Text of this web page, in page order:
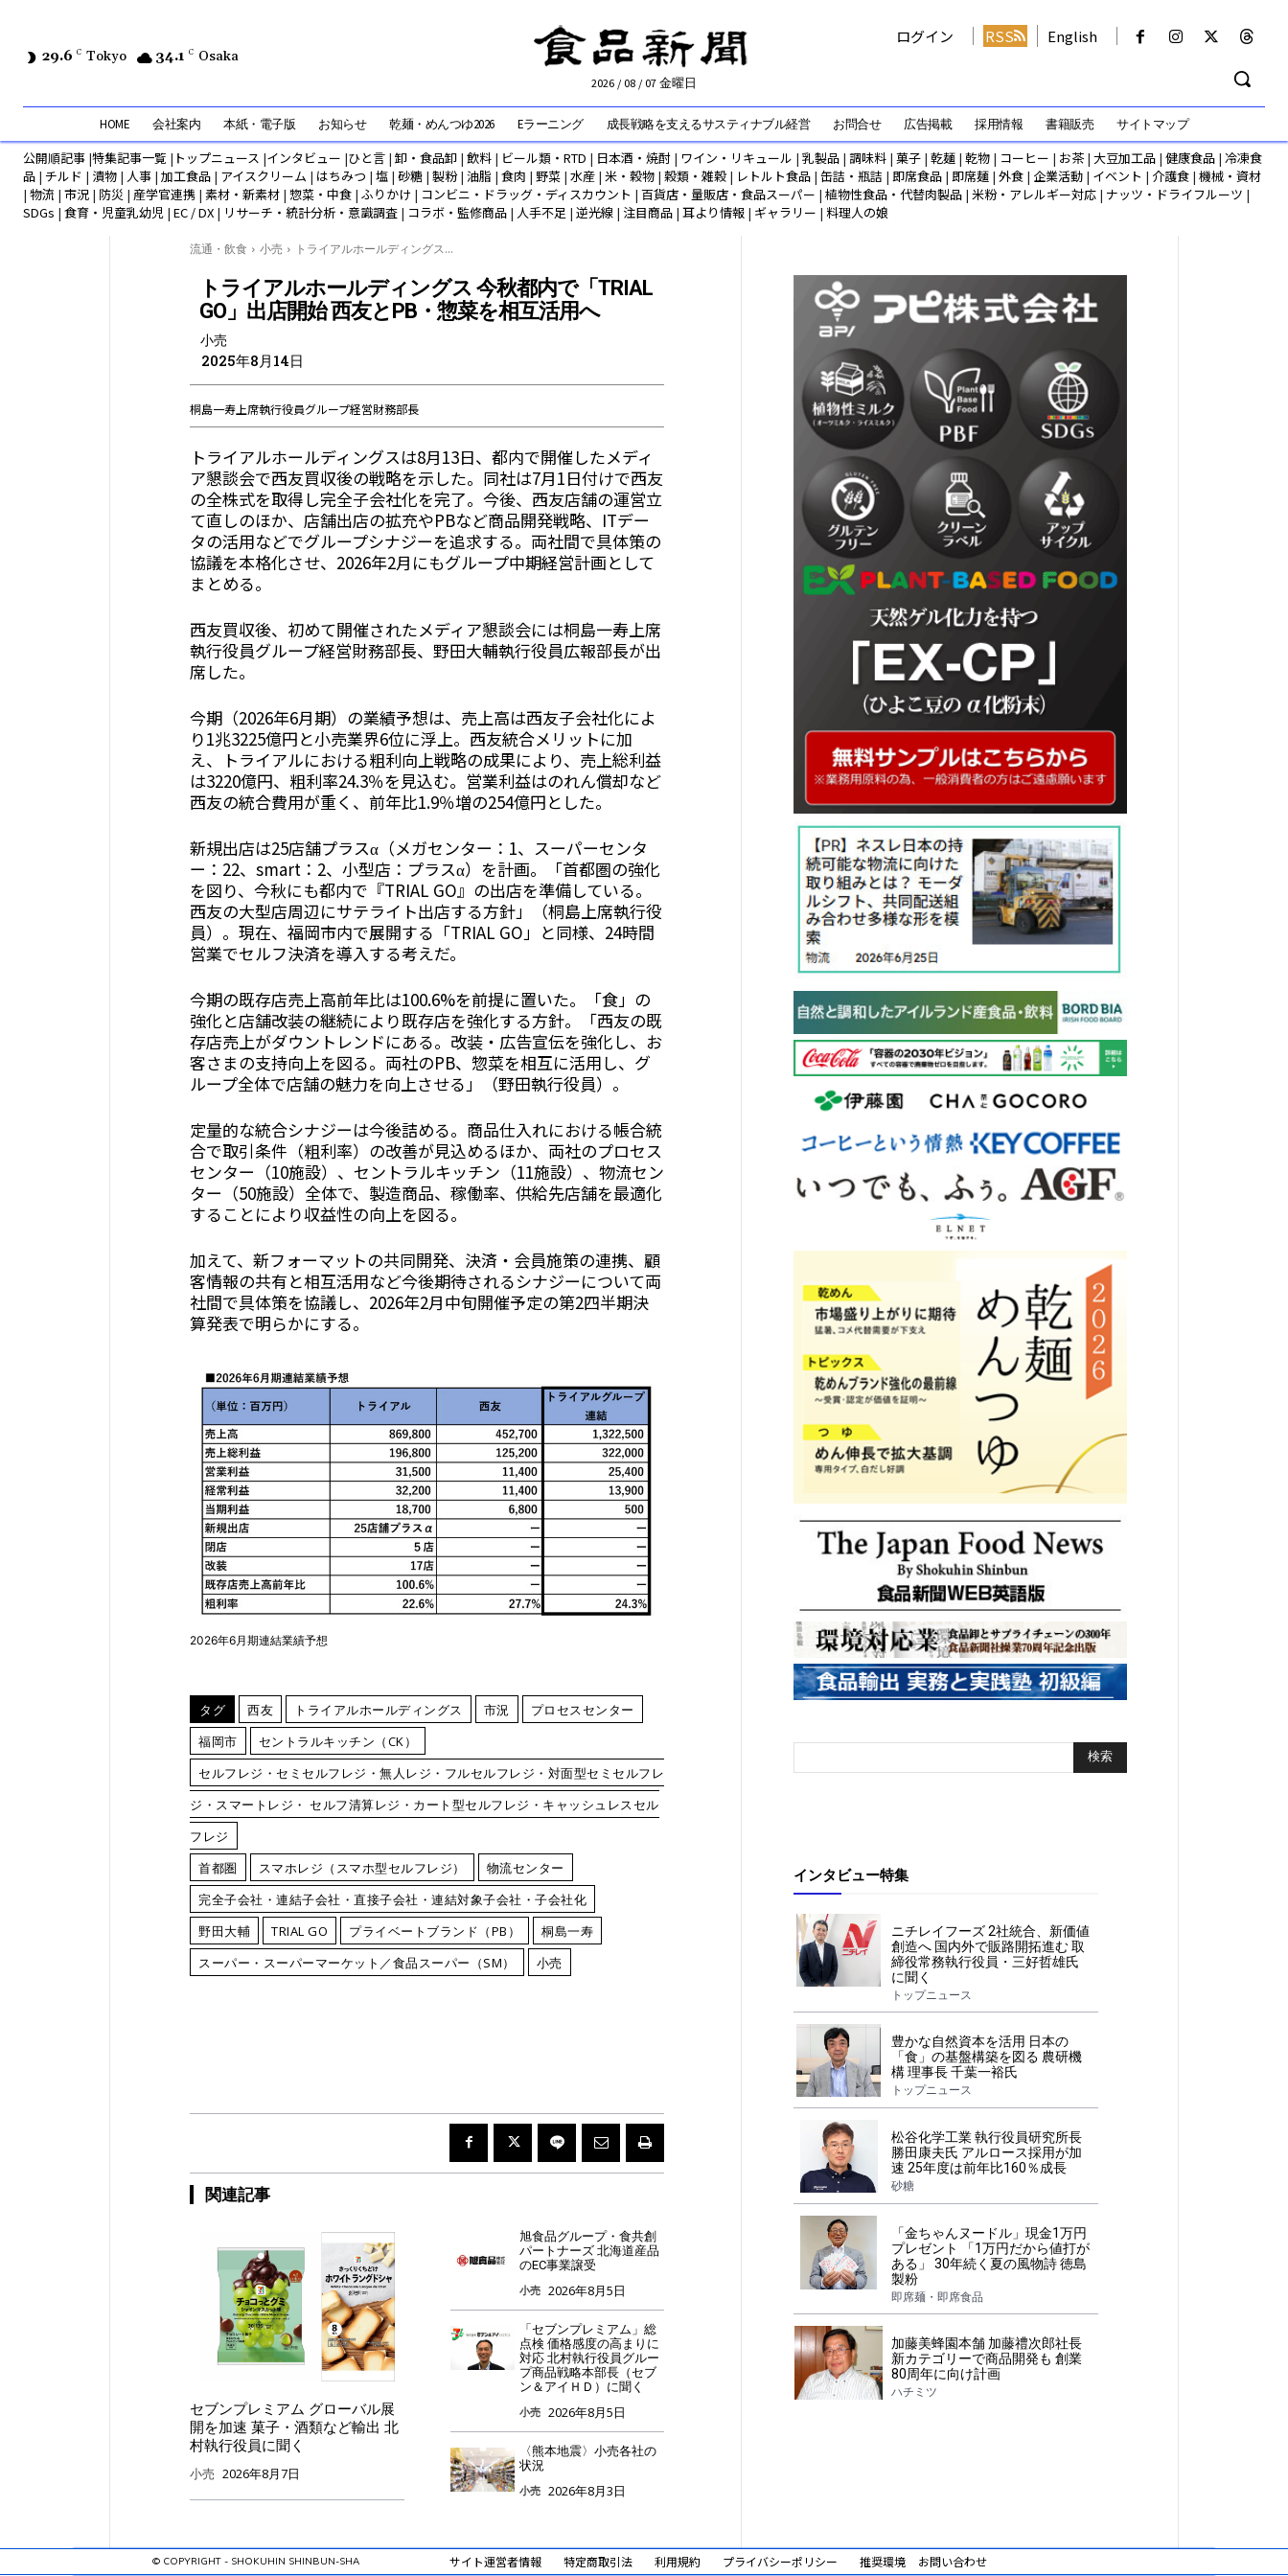
29.6 C Tokyo 34.1 C Osaka
2026 / 08 / 07 金曜日
ログイン RSS English
HOME 会社案内 本紙・電子版 お知らせ 乾麺・めんつゆ2026 Eラーニング 成長戦略を支えるサスティナブル経営 お問合せ 広告掲載 採用情報 書籍販売 サイトマップ
公開順記事 |特集記事一覧 | トップニュース |インタビュー |ひと言 |卸・食品卸 | 飲料 | ビール類・RTD | 日本酒・焼酎 | ワイン・リキュール | 乳製品 | 調味料 | 菓子 | 乾麺 | 乾物 | コーヒー | お茶 | 大豆加工品 | 健康食品 | 冷凍食
品 | チルド | 漬物 | 人事 | 加工食品 | アイスクリーム | はちみつ | 塩 | 砂糖 | 製粉| 油脂 | 食肉 | 野菜 | 水産 | 米・穀物 | 穀類・雑穀 | レトルト食品 | 缶詰・瓶詰 | 即席食品 | 即席麺 | 外食 | 企業活動 | イベント | 介護食 | 機械・資材
| 物流 | 市況 | 防災 | 産学官連携 | 素材・新素材 | 惣菜・中食 | ふりかけ | コンビニ・ドラッグ・ディスカウント | 百貨店・量販店・食品スーパー | 植物性食品・代替肉製品 | 米粉・アレルギー対応 | ナッツ・ドライフルーツ |
SDGs | 食育・児童乳幼児 | EC / DX | リサーチ・統計分析・意識調査 | コラボ・監修商品 | 人手不足 | 逆光線 | 注目商品 | 耳より情報 | ギャラリー | 料理人の娘
流通・飲食 小売 トライアルホールディングス...
トライアルホールディングス 今秋都内で「TRIAL
GO」出店開始 西友とPB・惣菜を相互活用へ
小売
2025年8月14日
桐島一寿上席執行役員グループ経営財務部長
トライアルホールディングスは8月13日、都内で開催したメディ
ア懇談会で西友買収後の戦略を示した。同社は7月1日付けで西友
の全株式を取得し完全子会社化を完了。今後、西友店舗の運営立
て直しのほか、店舗出店の拡充やPBなど商品開発戦略、ITデー
タの活用などでグループシナジーを追求する。両社間で具体策の
協議を本格化させ、2026年2月にもグループ中期経営計画として
まとめる。
西友買収後、初めて開催されたメディア懇談会には桐島一寿上席
執行役員グループ経営財務部長、野田大輔執行役員広報部長が出
席した。
今期（2026年6月期）の業績予想は、売上高は西友子会社化によ
り1兆3225億円と小売業界6位に浮上。西友統合メリットに加
え、トライアルにおける粗利向上戦略の成果により、売上総利益
は3220億円、粗利率24.3％を見込む。営業利益はのれん償却など
西友の統合費用が重く、前年比1.9％増の254億円とした。
新規出店は25店舗プラスα（メガセンター：1、スーパーセンタ
ー：22、smart：2、小型店：プラスα）を計画。「首都圏の強化
を図り、今秋にも都内で『TRIAL GO』の出店を準備している。
西友の大型店周辺にサテライト出店する方針」（桐島上席執行役
員）。現在、福岡市内で展開する「TRIAL GO」と同様、24時間
営業でセルフ決済を導入する考えだ。
今期の既存店売上高前年比は100.6%を前提に置いた。「食」の
強化と店舗改装の継続により既存店を強化する方針。「西友の既
存店売上がダウントレンドにある。改装・広告宣伝を強化し、お
客さまの支持向上を図る。両社のPB、惣菜を相互に活用し、グ
ループ全体で店舗の魅力を向上させる」（野田執行役員）。
定量的な統合シナジーは今後詰める。商品仕入れにおける帳合統
合で取引条件（粗利率）の改善が見込めるほか、両社のプロセス
センター（10施設）、セントラルキッチン（11施設）、物流セン
ター（50施設）全体で、製造商品、稼働率、供給先店舗を最適化
することにより収益性の向上を図る。
加えて、新フォーマットの共同開発、決済・会員施策の連携、顧
客情報の共有と相互活用など今後期待されるシナジーについて両
社間で具体策を協議し、2026年2月中旬開催予定の第2四半期決
算発表で明らかにする。
2026年6月期連結業績予想
タグ 西友 トライアルホールディングス 市況
プロセスセンター
福岡市
セントラルキッチン（CK）
セルフレジ・セミセルフレジ・無人レジ・フルセルフレジ・対面型セミセルフレ
ジ・スマートレジ・ セルフ清算レジ・カート型セルフレジ・キャッシュレスセル
フレジ
首都圏
スマホレジ（スマホ型セルフレジ）
物流センター
完全子会社・連結子会社・直接子会社・連結対象子会社・子会社化
野田大輔
TRIAL GO プライベートブランド（PB）
桐島一寿
スーパー・スーパーマーケット／食品スーパー（SM）
小売
関連記事
セブンプレミアム グローバル展
開を加速 菓子・酒類など輸出 北
村執行役員に聞く
小売 2026年8月7日
旭食品グループ・食共創
パートナーズ 北海道産品
のEC事業譲受
小売 2026年8月5日
「セブンプレミアム」総
点検 価格感度の高まりに
対応 北村執行役員グルー
プ商品戦略本部長（セブ
ン＆アイＨＤ）に聞く
小売 2026年8月5日
〈熊本地震〉小売各社の
状況
小売 2026年8月3日
インタビュー特集
ニチレイフーズ 2社統合、新価値
創造へ 国内外で販路開拓進む 取
締役常務執行役員・三好哲雄氏
に聞く
トップニュース
豊かな自然資本を活用 日本の
「食」の基盤構築を図る 農研機
構 理事長 千葉一裕氏
トップニュース
松谷化学工業 執行役員研究所長
勝田康夫氏 アルロース採用が加
速 25年度は前年比160％成長
砂糖
「金ちゃんヌードル」現金1万円
プレゼント 「1万円だから値打が
ある」 30年続く夏の風物詩 徳島
製粉
即席麺・即席食品
加藤美蜂園本舗 加藤禮次郎社長
新カテゴリーで商品開発も 創業
80周年に向け計画
ハチミツ
© COPYRIGHT - SHOKUHIN SHINBUN-SHA サイト運営者情報 特定商取引法 利用規約 プライバシーポリシー 推奨環境 お問い合わせ